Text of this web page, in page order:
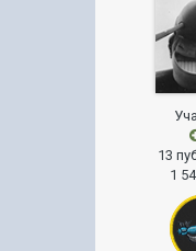
13
1